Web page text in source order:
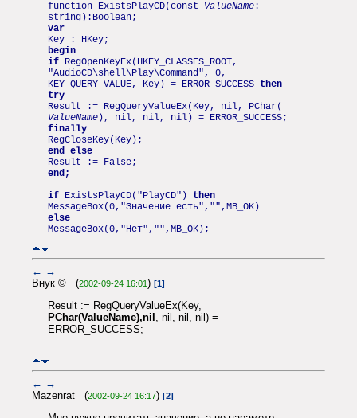
function ExistsPlayCD(const ValueName :
string):Boolean;
var
Key : HKey;
begin
if RegOpenKeyEx(HKEY_CLASSES_ROOT,
"AudioCD\shell\Play\Command", 0,
KEY_QUERY_VALUE, Key) = ERROR_SUCCESS then
try
Result := RegQueryValueEx(Key, nil, PChar(
ValueName ), nil, nil, nil) = ERROR_SUCCESS;
finally
RegCloseKey(Key);
end else
Result := False;
end;
if ExistsPlayCD("PlayCD") then
MessageBox(0,"Значение есть","",MB_OK)
else
MessageBox(0,"Нет","",MB_OK);
← →
Внук © (2002-09-24 16:01) [1]
Result := RegQueryValueEx(Key,
PChar(ValueName),nil , nil, nil, nil) =
ERROR_SUCCESS;
← →
Mazenrat (2002-09-24 16:17) [2]